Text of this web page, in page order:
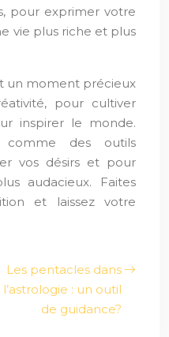
pour exprimer votre
vie plus riche et plus
un moment précieux
pour cultiver
inspirer le monde.
comme des outils
vos désirs et pour
audacieux. Faites
et laissez votre
Les pentacles dans
l’astrologie : un outil
de guidance?